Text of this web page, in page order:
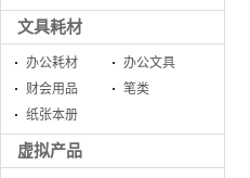
文具耗材
办公耗材
办公文具
财会用品
笔类
纸张本册
虚拟产品